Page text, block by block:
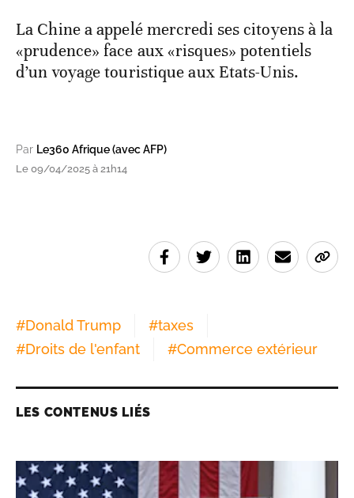
La Chine a appelé mercredi ses citoyens à la
«prudence» face aux «risques» potentiels
d’un voyage touristique aux Etats-Unis.
Par Le360 Afrique (avec AFP)
Le 09/04/2025 à 21h14
#Donald Trump #taxes
#Droits de l'enfant #Commerce extérieur
LES CONTENUS LIÉS